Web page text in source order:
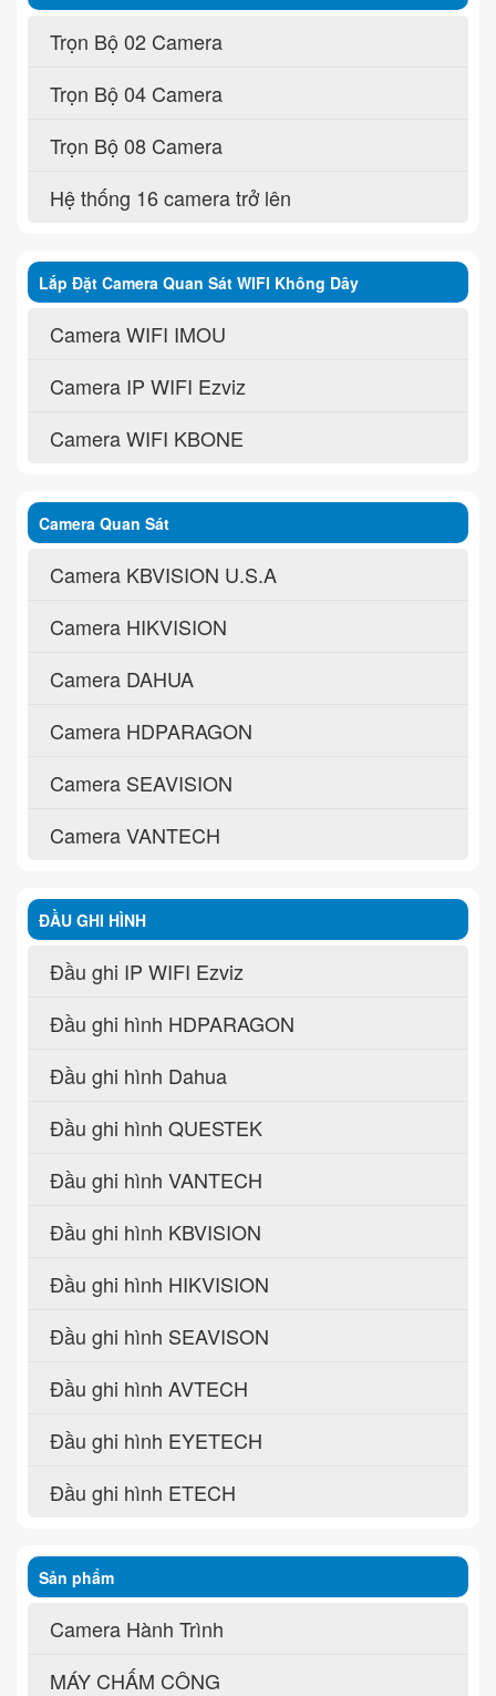
Trọn Bộ 02 Camera
Trọn Bộ 04 Camera
Trọn Bộ 08 Camera
Hệ thống 16 camera trở lên
Lắp Đặt Camera Quan Sát WIFI Không Dây
Camera WIFI IMOU
Camera IP WIFI Ezviz
Camera WIFI KBONE
Camera Quan Sát
Camera KBVISION U.S.A
Camera HIKVISION
Camera DAHUA
Camera HDPARAGON
Camera SEAVISION
Camera VANTECH
ĐẦU GHI HÌNH
Đầu ghi IP WIFI Ezviz
Đầu ghi hình HDPARAGON
Đầu ghi hình Dahua
Đầu ghi hình QUESTEK
Đầu ghi hình VANTECH
Đầu ghi hình KBVISION
Đầu ghi hình HIKVISION
Đầu ghi hình SEAVISON
Đầu ghi hình AVTECH
Đầu ghi hình EYETECH
Đầu ghi hình ETECH
Sản phẩm
Camera Hành Trình
MÁY CHẤM CÔNG